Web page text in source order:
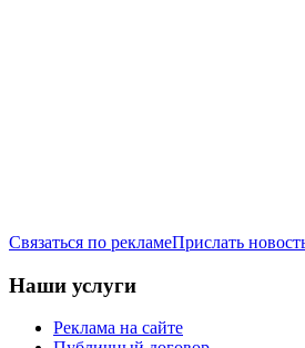
Связаться по рекламеПрислать
Наши услуги
Реклама на сайте